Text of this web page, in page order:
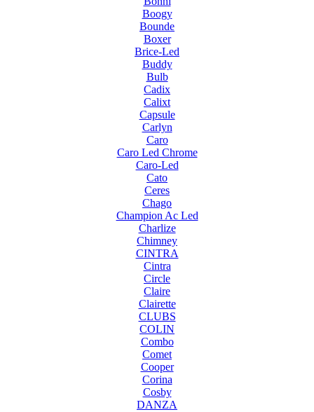
Boogy
Bounde
Boxer
Brice-Led
Buddy
Bulb
Cadix
Calixt
Capsule
Carlyn
Caro
Caro Led Chrome
Caro-Led
Cato
Ceres
Chago
Champion Ac Led
Charlize
Chimney
CINTRA
Cintra
Circle
Claire
Clairette
CLUBS
COLIN
Combo
Comet
Cooper
Corina
Cosby
DANZA